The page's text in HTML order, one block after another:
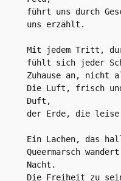
führt uns durch
uns erzählt.
Mit jedem Tritt,
fühlt sich jeder
Zuhause an, nicht
Die Luft, frisch
Duft,
der Erde, die
Ein Lachen, das
Queermarsch
Nacht.
Die Freiheit zu